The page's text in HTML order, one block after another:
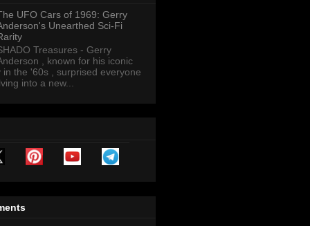
UFO Cars of 1969: Gerry
Unearthed Sci-Fi
Treasures - Gerry
, known for his iconic
in the '60s , surprised everyone
into a new...